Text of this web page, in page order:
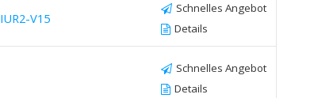
V15
Schnelles Angebot
Details
Schnelles Angebot
Details